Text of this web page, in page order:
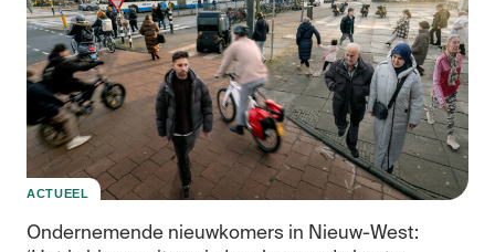
ACTUEEL
Ondernemende nieuwkomers in Nieuw-West: